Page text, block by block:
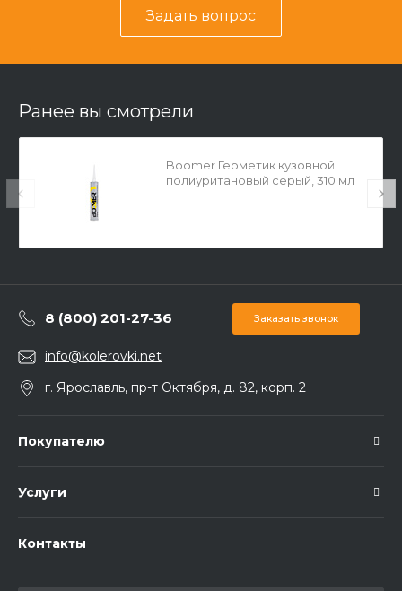
Задать вопрос
Ранее вы смотрели
Boomer Герметик кузовной
полиуритановый серый, 310 мл
8 (800) 201-27-36 Заказать звонок
info@kolerovki.net
г. Ярославль, пр-т Октября, д. 82, корп. 2
Покупателю
Услуги
Контакты